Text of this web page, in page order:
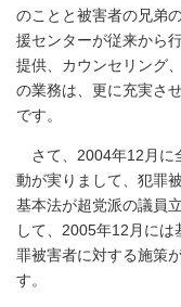
のことと被害者の兄弟
援センターが従来から
提供、カウンセリング
の業務は、更に充実さ
です。
さて、2004年12月に
動が実りまして、犯罪
基本法が超党派の議員
して、2005年12月に
罪被害者に対する施策
す。